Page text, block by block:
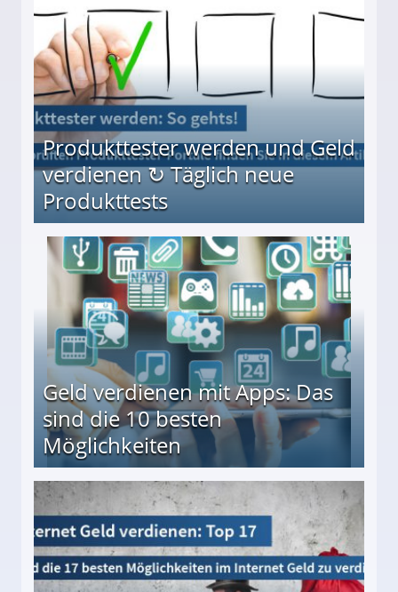
Produkttester werden und Geld
verdienen ↻ Täglich neue
Produkttests
↻ Täglich neue Produkttests
Geld verdienen mit Apps: Das
sind die 10 besten
Möglichkeiten
besten Möglichkeiten